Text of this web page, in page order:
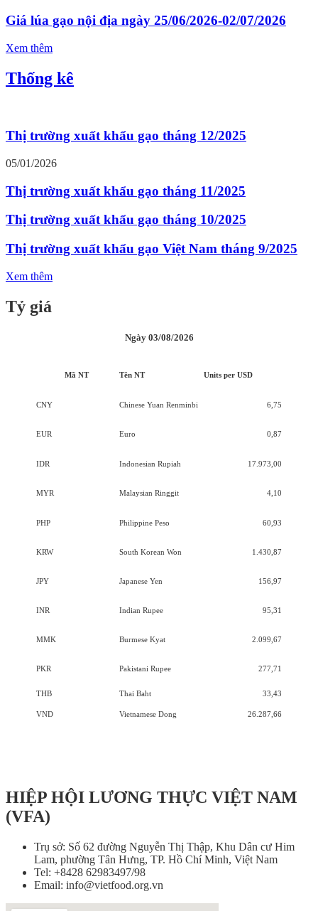
Giá lúa gạo nội địa ngày 25/06/2026-02/07/2026
Xem thêm
Thống kê
Thị trường xuất khẩu gạo tháng 12/2025
05/01/2026
Thị trường xuất khẩu gạo tháng 11/2025
Thị trường xuất khẩu gạo tháng 10/2025
Thị trường xuất khẩu gạo Việt Nam tháng 9/2025
Xem thêm
Tỷ giá
Ngày 03/08/2026
Mã NT Tên NT Units per USD
CNY Chinese Yuan Renminbi 6,75
EUR Euro 0,87
IDR Indonesian Rupiah 17.973,00
MYR Malaysian Ringgit 4,10
PHP Philippine Peso 60,93
KRW South Korean Won 1.430,87
JPY Japanese Yen 156,97
INR Indian Rupee 95,31
MMK Burmese Kyat 2.099,67
PKR Pakistani Rupee 277,71
THB Thai Baht 33,43
VND Vietnamese Dong 26.287,66
HIỆP HỘI LƯƠNG THỰC VIỆT NAM
(VFA)
Trụ sở: Số 62 đường Nguyễn Thị Thập, Khu Dân cư Him
Lam, phường Tân Hưng, TP. Hồ Chí Minh, Việt Nam
Tel: +8428 62983497/98
Email: info@vietfood.org.vn